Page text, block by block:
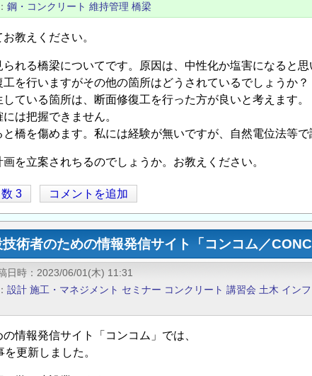
鋼・コンクリート 維持管理 橋梁
教えください。
れる橋梁についてです。原因は、中性化か塩害になると思
を行いますがその他の箇所はどうされているでしょうか？
ている箇所は、断面修復工を行った方が良いと考えます。
は把握できません。
橋を傷めます。私には経験が無いですが、自然電位法等
を立案されちるのでしょうか。お教えください。
3 コメントを追加
術者のための情報発信サイト「コンコム／
日時
2023/06/01(木) 11:31
設計 施工・マネジメント セミナー コンクリート 講習会 土木 イン
情報発信サイト「コンコム」では、
更新しました。